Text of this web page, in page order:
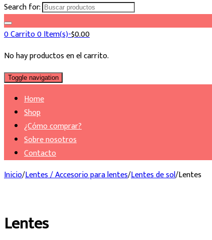
Search for:
0Carrito0 Item(s)-$0.00
No hay productos en el carrito.
Toggle navigation
Home
Shop
¿Cómo comprar?
Sobre nosotros
Contacto
Inicio/Lentes / Accesorio para lentes/Lentes de sol/Lentes
Lentes